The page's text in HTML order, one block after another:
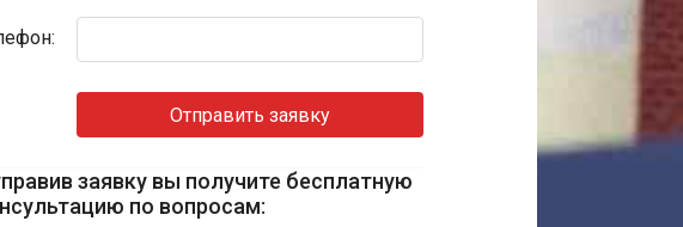
Отправить заявку
заявку вы получите бесплатную
по вопросам: